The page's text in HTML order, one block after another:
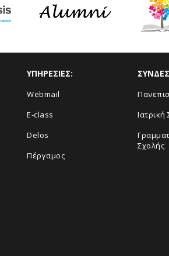
ΥΠΗΡΕΣΙΕΣ:
Webmail
E-class
Delos
Πέργαμος
Σχολής